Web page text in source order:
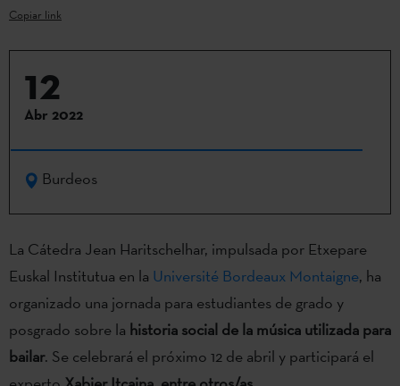
Copiar link
12
Abr 2022
Burdeos
La Cátedra Jean Haritschelhar, impulsada por Etxepare
Euskal Institutua en la Université Bordeaux Montaigne, ha
organizado una jornada para estudiantes de grado y
posgrado sobre la historia social de la música utilizada para
bailar. Se celebrará el próximo 12 de abril y participará el